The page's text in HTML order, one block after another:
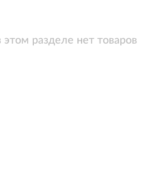
этом разделе нет товаров